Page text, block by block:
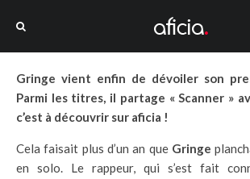
Gringe vient enfin de dévoiler son
Parmi les titres, il partage « Scanner »
c’est à découvrir sur aficia !
Cela faisait plus d’un an que Gringe
en solo. Le rappeur, qui s’est fait